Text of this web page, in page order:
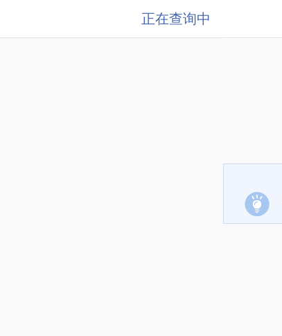
正在查询中